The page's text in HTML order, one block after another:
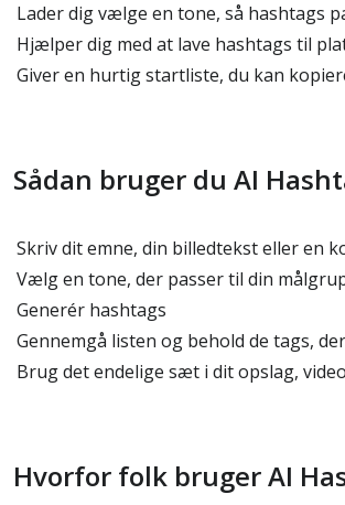
Lader dig vælge en tone, så hashtags
Hjælper dig med at lave hashtags til
Giver en hurtig startliste, du kan
Sådan bruger du AI
Skriv dit emne, din billedtekst eller en
Vælg en tone, der passer til din
Generér hashtags
Gennemgå listen og behold de tags,
Brug det endelige sæt i dit opslag,
Hvorfor folk bruger AI